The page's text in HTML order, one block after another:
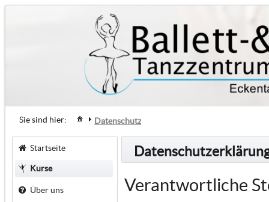
Sie sind hier: Datenschutz
Startseite
Kurse
Über uns
Verantwortliche